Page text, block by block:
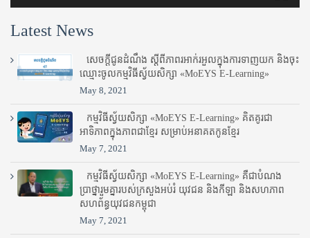
Latest News
សេចក្តីជូនដំណឹង ស្តី​ពីភាព​រអាក់រអួល​ក្នុងការ​ទាញ​យក និង​ចុះ​
ឈ្មោះ​ចូល​កម្មវិធី​ស្វ័យសិក្សា «MoEYS E-Learning»
May 8, 2021
កម្មវិធីស្វ័យសិក្សា «MoEYS E-Learning» គិតគូរជា
អាទិភាពក្នុងភាពជាខ្មែរ សម្រាប់អនាគតកូនខ្មែរ
May 7, 2021
កម្មវិធីស្វ័យសិក្សា «MoEYS E-Learning» គឺជាបំណង
ប្រាថ្នារួមគ្នារបស់ក្រសួងអប់រំ​ យុវជន និងកីឡា និងសហភាព
សហព័ន្ធយុវជនកម្ពុជា
May 7, 2021